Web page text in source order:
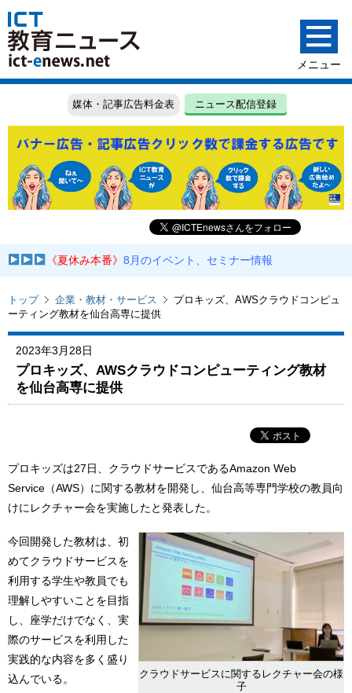
媒体・記事広告料金表 ニュース配信登録
《夏休み本番》8月のイベント、セミナー情報
トップ 企業・教材・サービス
プロキッズ、AWSクラウドコンピュ
ーティング教材を仙台高専に提供
2023年3月28日
プロキッズ、AWSクラウドコンピューティング教材
を仙台高専に提供
プロキッズは27日、クラウドサービスであるAmazon Web
Service（AWS）に関する教材を開発し、仙台高等専門学校の教員向
けにレクチャー会を実施したと発表した。
クラウドサービスに関するレクチャー会の様
子
今回開発した教材は、初
めてクラウドサービスを
利用する学生や教員でも
理解しやすいことを目指
し、座学だけでなく、実
際のサービスを利用した
実践的な内容を多く盛り
込んでいる。